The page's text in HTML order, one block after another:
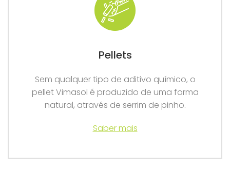
Pellets
Sem qualquer tipo de aditivo químico, o
pellet Vimasol é produzido de uma forma
natural, através de serrim de pinho.
Saber mais